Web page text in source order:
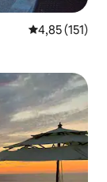
Povprečna
4,85 (151)
gostov«